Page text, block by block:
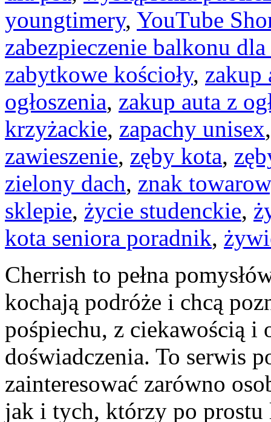
youngtimery, YouTube
zabezpieczenie balkonu
zabytkowe kościoły, zakup
ogłoszenia, zakup auta z
krzyżackie, zapachy unisex
zawieszenie, zęby kota,
zielony dach, znak
sklepie, życie studenckie,
kota seniora poradnik,
Cherrish to pełna
kochają podróże i chcą
pośpiechu, z ciekawością i
doświadczenia. To serwis
zainteresować zarówno
jak i tych, którzy po prostu